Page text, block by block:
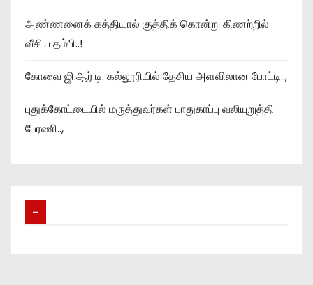
அண்ணனைக் கத்தியால் குத்திக் கொன்று கிணற்றில்
வீசிய தம்பி..!
கோவை ஜி.ஆர்.டி. கல்லூரியில் தேசிய அளவிலான போட்டி..,
புதுக்கோட்டையில் மருத்துவர்கள் பாதுகாப்பு வலியுறுத்தி
பேரணி..,
–